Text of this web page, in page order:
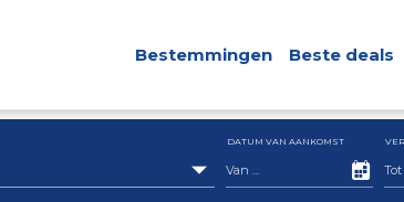
Bestemmingen Beste deals
DATUM VAN AANKOMST